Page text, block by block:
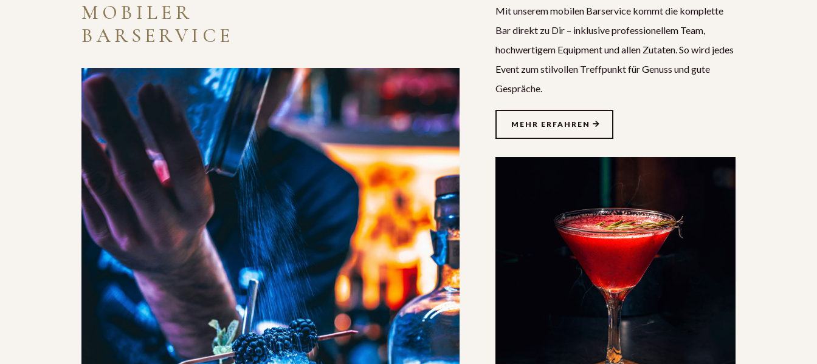
MOBILER
BARSERVICE
Mit unserem mobilen Barservice kommt die komplette
Bar direkt zu Dir – inklusive professionellem Team,
hochwertigem Equipment und allen Zutaten. So wird jedes
Event zum stilvollen Treffpunkt für Genuss und gute
Gespräche.
MEHR ERFAHREN